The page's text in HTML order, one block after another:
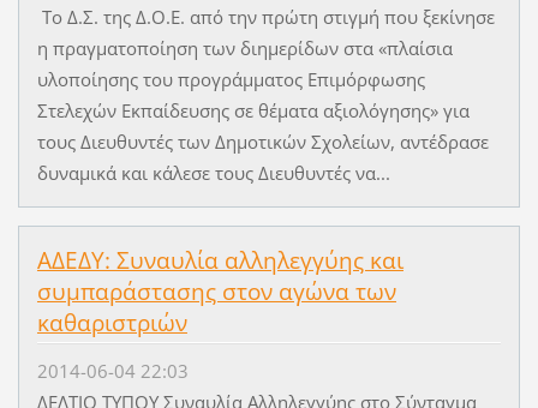
Το Δ.Σ. της Δ.Ο.Ε. από την πρώτη στιγμή που ξεκίνησε
η πραγματοποίηση των διημερίδων στα «πλαίσια
υλοποίησης του προγράμματος Επιμόρφωσης
Στελεχών Εκπαίδευσης σε θέματα αξιολόγησης» για
τους Διευθυντές των Δημοτικών Σχολείων, αντέδρασε
δυναμικά και κάλεσε τους Διευθυντές να...
ΑΔΕΔΥ: Συναυλία αλληλεγγύης και
συμπαράστασης στον αγώνα των
καθαριστριών
2014-06-04 22:03
ΔΕΛΤΙΟ ΤΥΠΟΥ Συναυλία Αλληλεγγύης στο Σύνταγμα